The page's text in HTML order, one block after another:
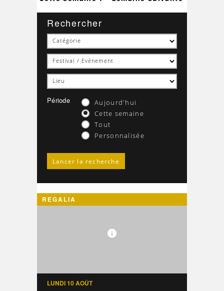
Rechercher
Période
Aujourd'hui
Cette semaine
Tout
Personnalisée
REGALIA
LUNDI 10 AOÛT